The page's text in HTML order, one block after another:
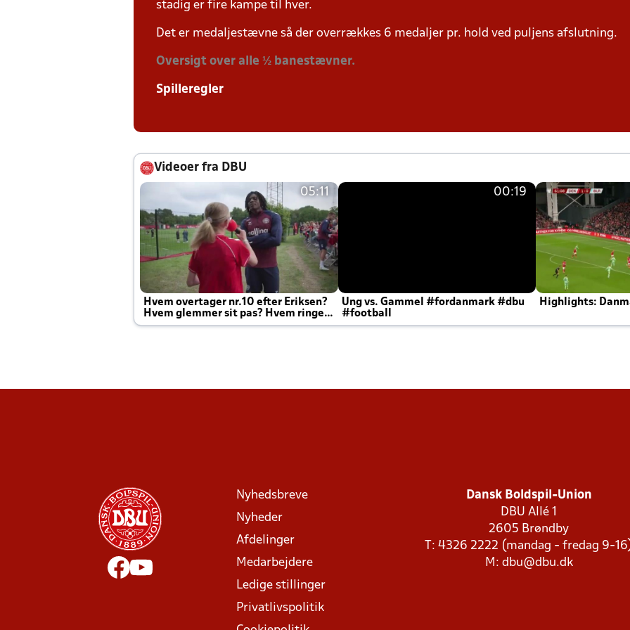
stadig er fire kampe til hver.
Det er medaljestævne så der overrækkes 6 medaljer pr. hold ved puljens afslutning.
Oversigt over alle ½ banestævner.
Spilleregler
Videoer fra DBU
05:11
Hvem overtager nr.10 efter Eriksen?
Hvem glemmer sit pas? Hvem ringer
Joachim altid til efter kampe?
00:19
Ung vs. Gammel #fordanmark #dbu
#football
Highlights:
Nyhedsbreve
Nyheder
Afdelinger
Medarbejdere
Ledige stillinger
Privatlivspolitik
Dansk Boldspil-Union
DBU Allé 1
2605 Brøndby
T: 4326 2222 (mandag - fredag 9-
M: dbu@dbu.dk